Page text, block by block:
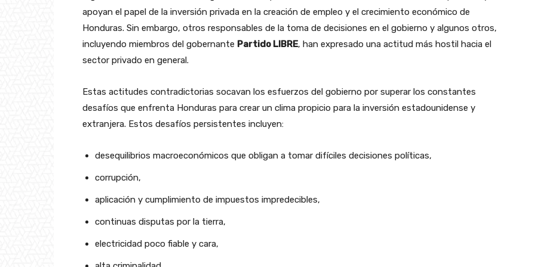
apoyan el papel de la inversión privada en la creación de empleo y el crecimiento económico de
Honduras. Sin embargo, otros responsables de la toma de decisiones en el gobierno y algunos otros,
incluyendo miembros del gobernante Partido LIBRE, han expresado una actitud más hostil hacia el
sector privado en general.
Estas actitudes contradictorias socavan los esfuerzos del gobierno por superar los constantes
desafíos que enfrenta Honduras para crear un clima propicio para la inversión estadounidense y
extranjera. Estos desafíos persistentes incluyen:
desequilibrios macroeconómicos que obligan a tomar difíciles decisiones políticas,
corrupción,
aplicación y cumplimiento de impuestos impredecibles,
continuas disputas por la tierra,
electricidad poco fiable y cara,